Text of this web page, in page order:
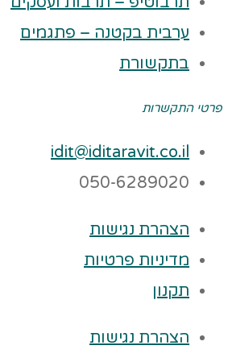
ערבית בקטנה – פתגמים
בתקשורת
פרטי התקשרות
idit@iditaravit.co.il
050-6289020
הצהרת נגישות
מדיניות פרטיות
תקנון
הצהרת נגישות